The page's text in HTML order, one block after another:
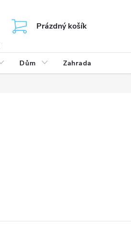
Prázdný košík
Dům Zahrada